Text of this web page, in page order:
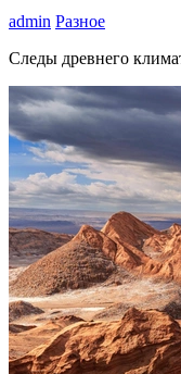
admin Разное
Следы древнего